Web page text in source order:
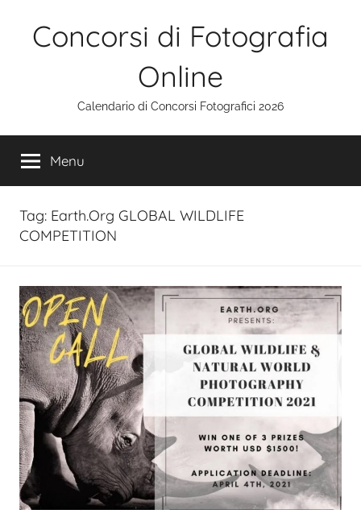
Concorsi di Fotografia
Online
Calendario di Concorsi Fotografici 2026
Menu
Tag: Earth.Org GLOBAL WILDLIFE
COMPETITION